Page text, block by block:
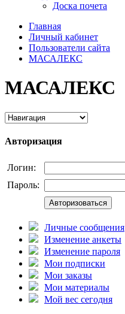
Доска почета
Главная
Личный кабинет
Пользователи сайта
МАСАЛЕКС
МАСАЛЕКС
Авторизация
Логин:
Пароль:
Авторизоваться
Личные сообщения
Изменение анкеты
Изменение пароля
Мои подписки
Мои заказы
Мои материалы
Мой вес сегодня